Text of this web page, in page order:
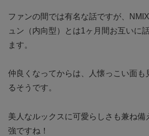
ファンの間では有名な話ですが、
ュン（内向型）とは1ヶ月間お互いに
ます。
仲良くなってからは、人懐っこい面も
るそうです。
美人なルックスに可愛らしさも兼ね備
強ですね！